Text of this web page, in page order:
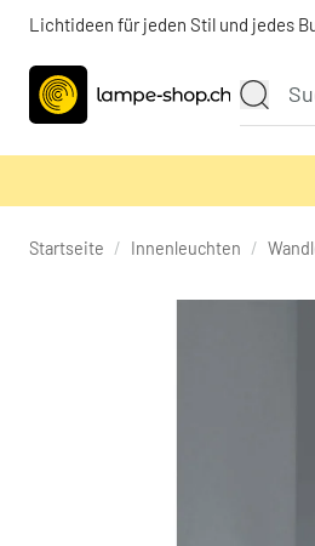
Lichtideen für jeden Stil und jedes
Startseite / Innenleuchten /